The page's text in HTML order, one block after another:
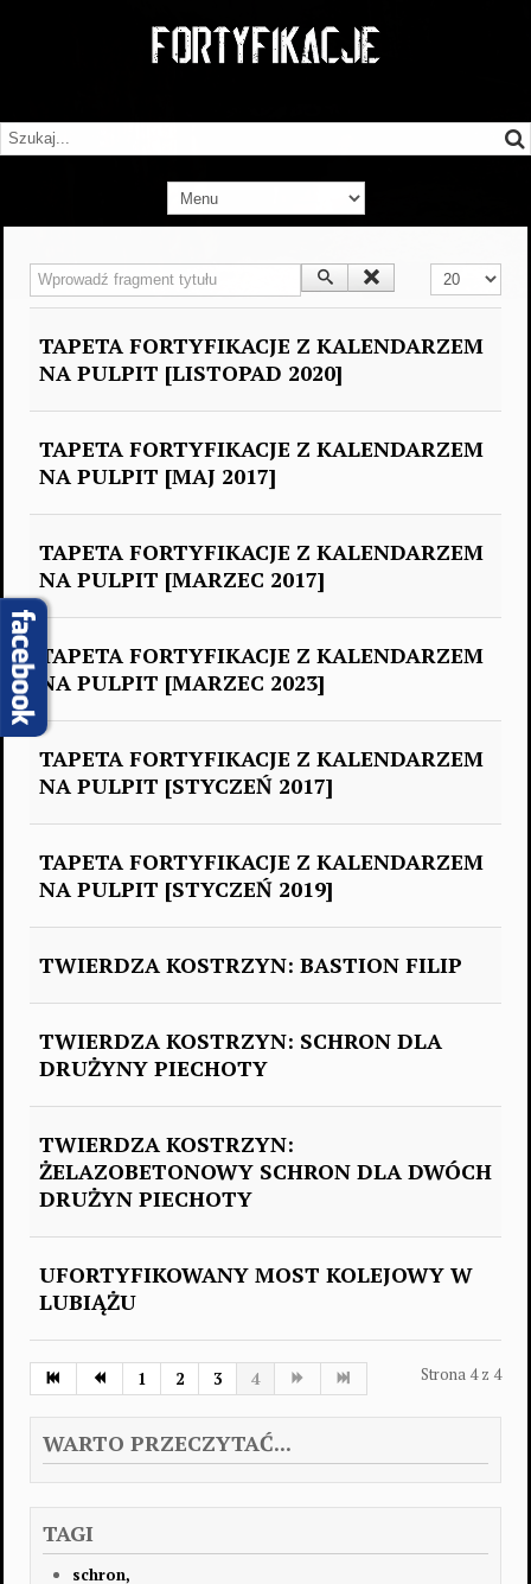
Wprowadź fragment tytułu Pokaż #
TAPETA FORTYFIKACJE Z KALENDARZEM
NA PULPIT [LISTOPAD 2020]
TAPETA FORTYFIKACJE Z KALENDARZEM
NA PULPIT [MAJ 2017]
TAPETA FORTYFIKACJE Z KALENDARZEM
NA PULPIT [MARZEC 2017]
TAPETA FORTYFIKACJE Z KALENDARZEM
NA PULPIT [MARZEC 2023]
TAPETA FORTYFIKACJE Z KALENDARZEM
NA PULPIT [STYCZEŃ 2017]
TAPETA FORTYFIKACJE Z KALENDARZEM
NA PULPIT [STYCZEŃ 2019]
TWIERDZA KOSTRZYN: BASTION FILIP
TWIERDZA KOSTRZYN: SCHRON DLA
DRUŻYNY PIECHOTY
TWIERDZA KOSTRZYN:
ŻELAZOBETONOWY SCHRON DLA DWÓCH
DRUŻYN PIECHOTY
UFORTYFIKOWANY MOST KOLEJOWY W
LUBIĄŻU
Strona 4 z 4
1 2 3 4
WARTO PRZECZYTAĆ...
TAGI
schron,